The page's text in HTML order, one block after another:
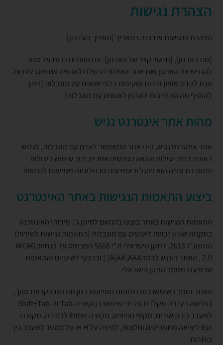
הצהרת נגישות
הצהרת הנגישות עודכנה בתאריך [תאריך העדכון]
[שם הארגון], [תיאור קצר של הארגון]. אנו פועלים רבות על מנת
להנגיש את הארגון ואת אתר האינטרנט שלנו לאנשים עם מוגבלות על
מנת לקדם שוויון זכויות ושקיפות כלפי אנשים עם מוגבלות [ניתן
להוסיף מה התחייבות הארגון לאנשים עם מוגבלות].
מהות אתר אינטרנט נגיש
אתר אינטרנט נגיש, הינו אתר המאפשר לאדם עם מוגבלות, לגלוש
באותה רמת יעילות והנאה כגולשים אחרים, תוך שימוש ביכולות
המערכת עליה הוא פועל ובאמצעות טכנולוגיות מסייעות לנגישות .
ביצוע התאמות הנגישות באתר האינטרנט
התאמות הנגישות באתר בוצעו בהתאם לסימן ג': שירותי האינטרנט
בתקנות שוויון זכויות לאנשים עם מוגבלות (התאמות נגישות לשירות)
התשע"ג 2013, לתקן הישראלי ת"י 5568 המבוסס על הנחיותWCAG
2.0 , האתר הונגש לרמהA\AA\AAA] ] ובכפוף לשינויים והתאמות
שבוצעו במסמך התקן הישראלי.
האתר תומך בשימוש בטכנולוגיות מסייעות כגון תוכנות הקראת מסך,
בגלישה בעזרת מקלדת על ידי שימוש במקשי ה-Tab וה-Shift+Tab
למעבר בין קישורים, מקשי החיצים, מקש ה-Enter לבחירה, מקש ה-
Esc ליציאה מתפריטים וחלונות, לחיצה על H או על מספר למעבר בין
כותרות.